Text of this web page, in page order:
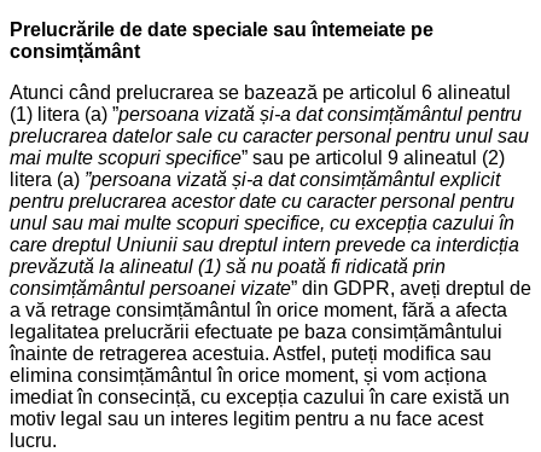
Prelucrările de date speciale sau întemeiate pe
consimțământ
Atunci când prelucrarea se bazează pe articolul 6 alineatul
(1) litera (a) ”persoana vizată și-a dat consimțământul pentru
prelucrarea datelor sale cu caracter personal pentru unul sau
mai multe scopuri specifice” sau pe articolul 9 alineatul (2)
litera (a) ”persoana vizată și-a dat consimțământul explicit
pentru prelucrarea acestor date cu caracter personal pentru
unul sau mai multe scopuri specifice, cu excepția cazului în
care dreptul Uniunii sau dreptul intern prevede ca interdicția
prevăzută la alineatul (1) să nu poată fi ridicată prin
consimțământul persoanei vizate” din GDPR, aveți dreptul de
a vă retrage consimțământul în orice moment, fără a afecta
legalitatea prelucrării efectuate pe baza consimțământului
înainte de retragerea acestuia. Astfel, puteți modifica sau
elimina consimțământul în orice moment, și vom acționa
imediat în consecință, cu excepția cazului în care există un
motiv legal sau un interes legitim pentru a nu face acest
lucru.